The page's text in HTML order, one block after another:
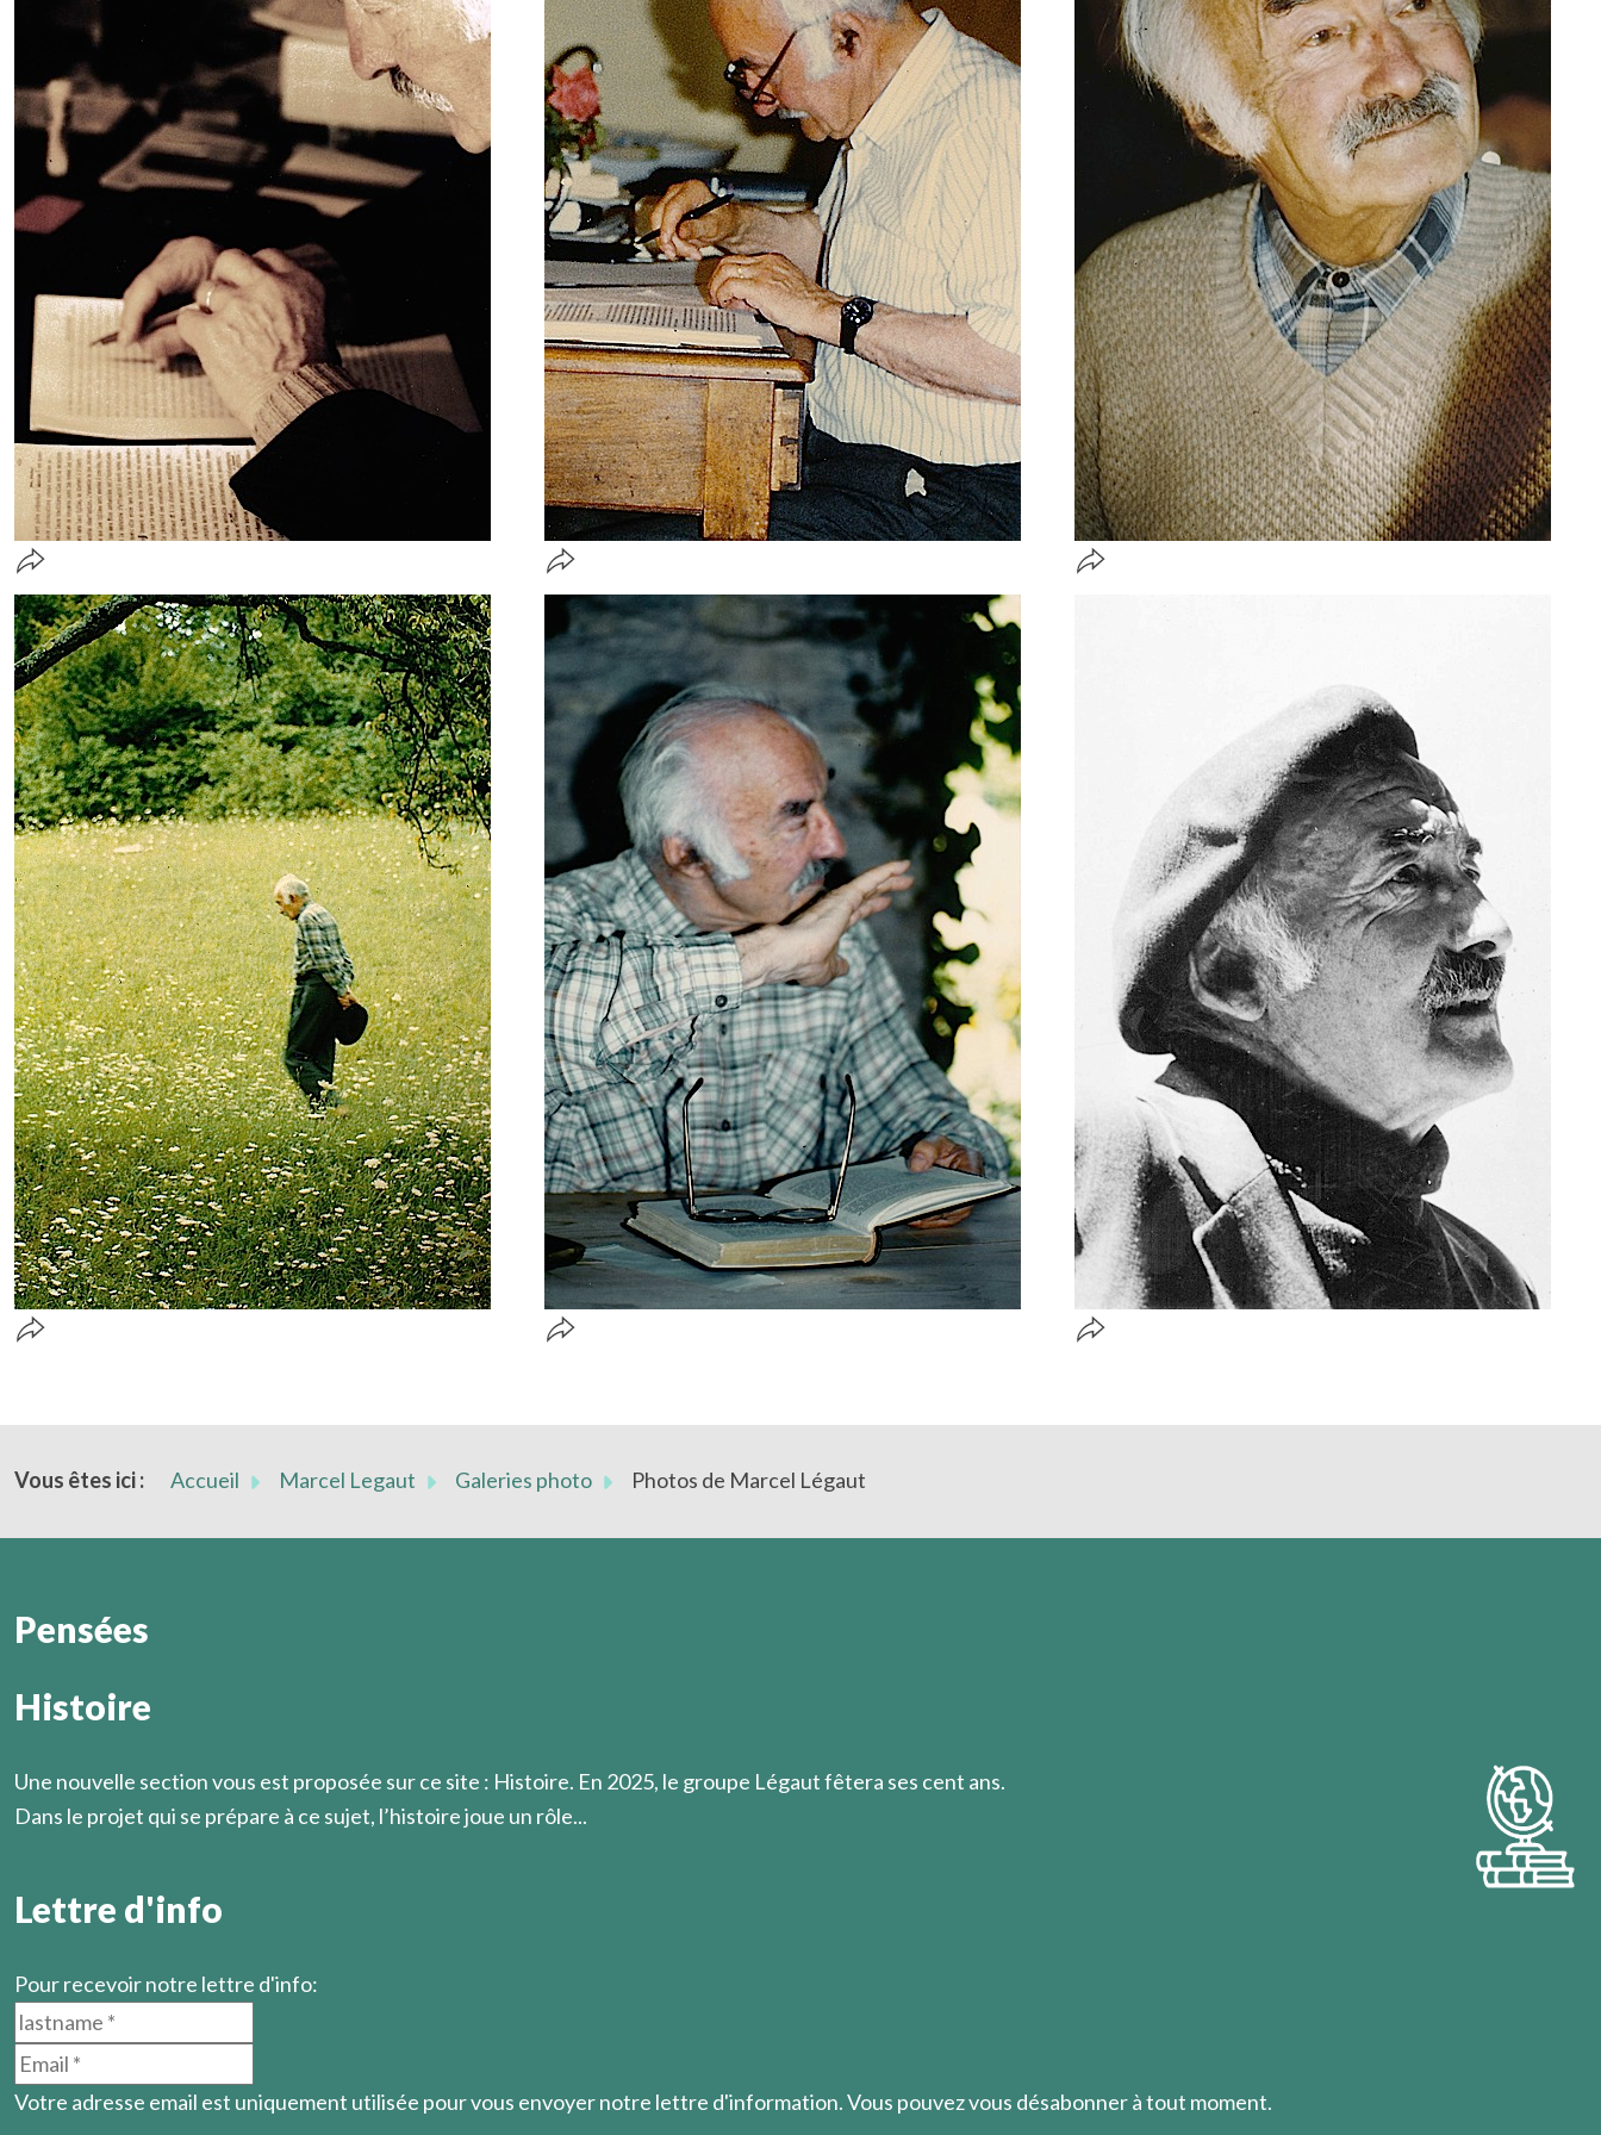
Vous êtes ici : Accueil Marcel Legaut Galeries photo Photos de Marcel Légaut
Pensées
On ne sait jamais quand éclatera la lumière qui vient soudain illuminer l’esprit.
Histoire
Une nouvelle section vous est proposée sur ce site : Histoire. En 2025, le groupe Légaut fêtera ses cent ans.
Dans le projet qui se prépare à ce sujet, l’histoire joue un rôle...
Lettre d'info
Pour recevoir notre lettre d'info:
Votre adresse email est uniquement utilisée pour vous envoyer notre lettre d'information. Vous pouvez vous désabonner à tout moment.